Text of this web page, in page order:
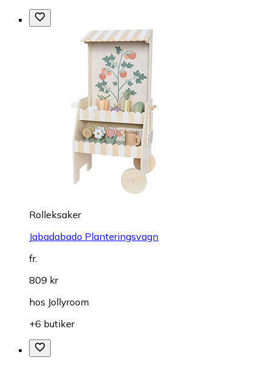
Rolleksaker
Jabadabado Planteringsvagn
fr.
809 kr
hos Jollyroom
+6 butiker